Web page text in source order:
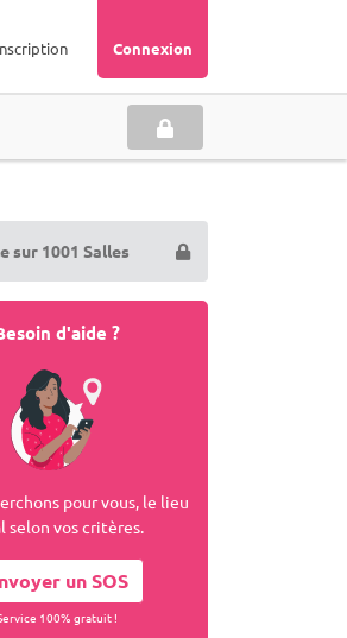
Connexion
sur 1001 Salles
d'aide ?
pour vous, le lieu
selon vos critères.
un SOS
100% gratuit !